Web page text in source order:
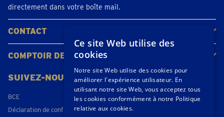
directement dans votre boîte mail.
CONTACT
Contacter
Planifiez votre rendez-vous
Emplacements
COMPTOIR DE L'OR
SUIVEZ-NOUS
BCE
Déclaration de confidentialité
Ce site Web utilise des
cookies
Notre site Web utilise des cookies pour
améliorer l'expérience utilisateur. En
utilisant notre site Web, vous acceptez tous
les cookies conformément à notre Politique
relative aux cookies.